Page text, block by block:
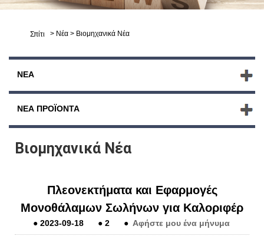
Σπίτι > Νέα > Βιομηχανικά Νέα
ΝΈΑ
ΝΈΑ ΠΡΟΪΌΝΤΑ
Βιομηχανικά Νέα
Πλεονεκτήματα και Εφαρμογές
Μονοθάλαμων Σωλήνων για Καλοριφέρ
● 2023-09-18 ● 2 ● Αφήστε μου ένα μήνυμα